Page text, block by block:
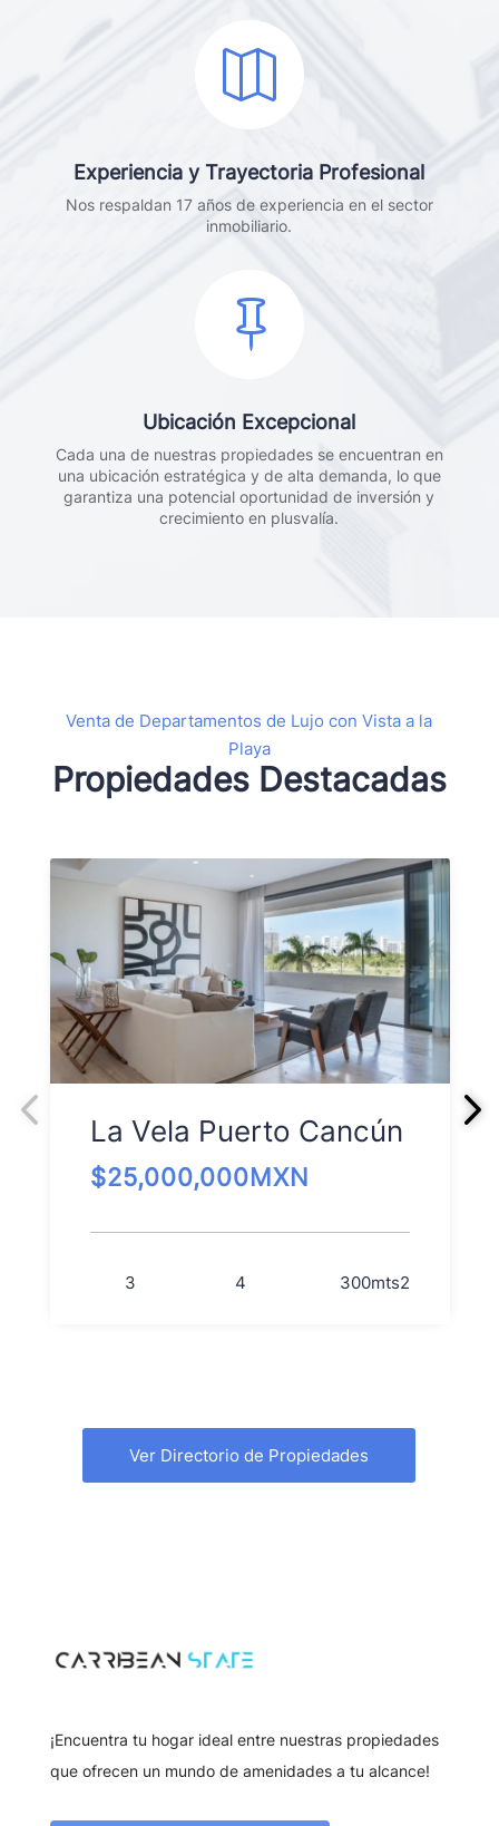

Experiencia y Trayectoria Profesional
Nos respaldan 17 años de experiencia en el sector
inmobiliario.

Ubicación Excepcional
Cada una de nuestras propiedades se encuentran en
una ubicación estratégica y de alta demanda, lo que
garantiza una potencial oportunidad de inversión y
crecimiento en plusvalía.
Venta de Departamentos de Lujo con Vista a la
Playa
Propiedades Destacadas
La Vela Puerto Cancún
$25,000,000MXN
3 4 300mts2
Ver Directorio de Propiedades
¡Encuentra tu hogar ideal entre nuestras propiedades
que ofrecen un mundo de amenidades a tu alcance!